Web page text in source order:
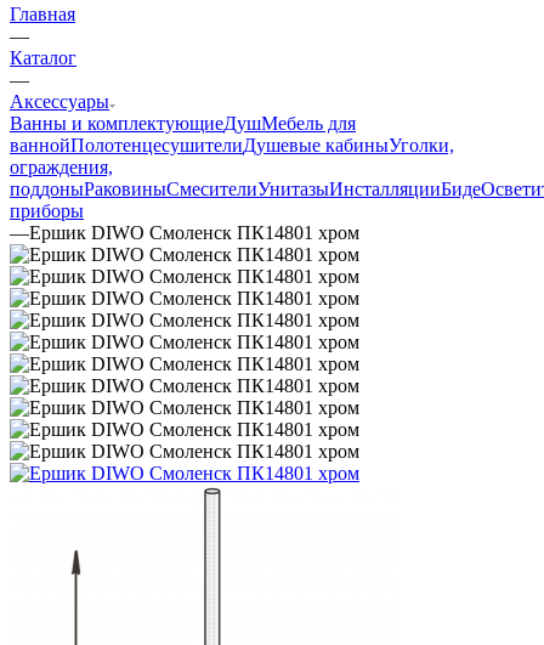
Главная
—
Каталог
—
Аксессуары
Ванны и комплектующиеДушМебель для
ваннойПолотенцесушителиДушевые кабиныУголки,
ограждения,
поддоныРаковиныСмесителиУнитазыИнсталляцииБиде
приборы
—Ершик DIWO Смоленск ПК14801 хром